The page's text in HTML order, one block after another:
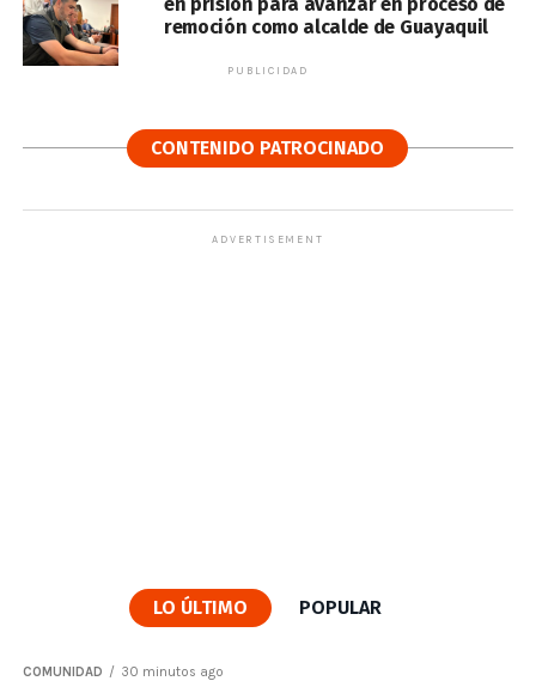
remoción como alcalde de Guayaquil
PUBLICIDAD
CONTENIDO PATROCINADO
ADVERTISEMENT
LO ÚLTIMO POPULAR
COMUNIDAD 30 minutos ago